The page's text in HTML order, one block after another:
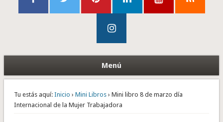
Menú
Tu estás aquí: Inicio › Mini Libros› Mini libro 8 de marzo día
Internacional de la Mujer Trabajadora